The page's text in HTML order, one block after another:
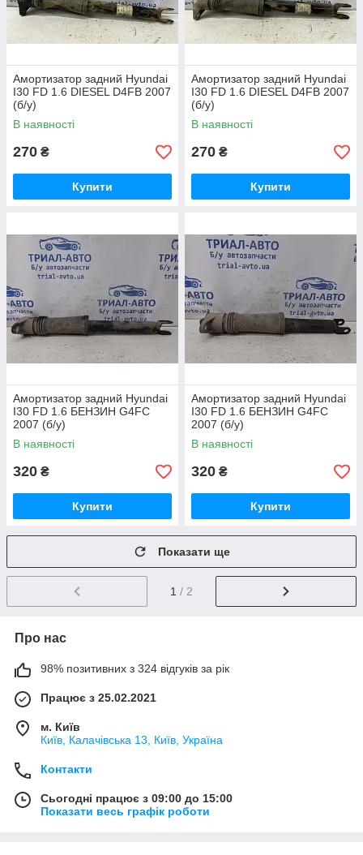
Амортизатор задний Hyundai
I30 FD 1.6 DIESEL D4FB 2007
(б/у)
В наявності
270 ₴
Купити
Амортизатор задний Hyundai
I30 FD 1.6 DIESEL D4FB 2007
(б/у)
В наявності
270 ₴
Купити
Амортизатор задний Hyundai
I30 FD 1.6 БЕНЗИН G4FC
2007 (б/у)
В наявності
320 ₴
Купити
Амортизатор задний Hyundai
I30 FD 1.6 БЕНЗИН G4FC
2007 (б/у)
В наявності
320 ₴
Купити
Показати ще
1 / 2
Про нас
98% позитивних з 324 відгуків за рік
Працює з 25.02.2021
м. Київ
Київ, Калачівська 13, Київ, Україна
Контакти
Сьогодні працює з 09:00 до 15:00
Показати весь графік роботи